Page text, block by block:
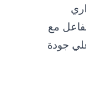
مع
جودة